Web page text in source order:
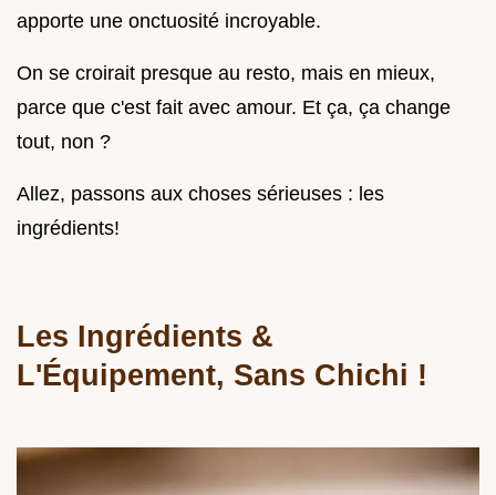
apporte une onctuosité incroyable.
On se croirait presque au resto, mais en mieux,
parce que c'est fait avec amour. Et ça, ça change
tout, non ?
Allez, passons aux choses sérieuses : les
ingrédients!
Les Ingrédients &
L'Équipement, Sans Chichi !